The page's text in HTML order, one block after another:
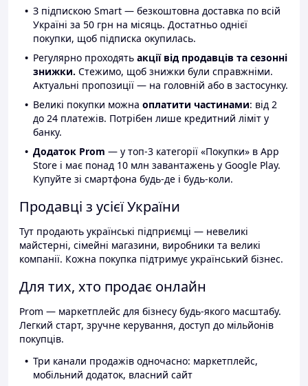
З підпискою Smart — безкоштовна доставка по всій
Україні за 50 грн на місяць. Достатньо однієї
покупки, щоб підписка окупилась.
Регулярно проходять акції від продавців та сезонні
знижки. Стежимо, щоб знижки були справжніми.
Актуальні пропозиції — на головній або в застосунку.
Великі покупки можна оплатити частинами: від 2
до 24 платежів. Потрібен лише кредитний ліміт у
банку.
Додаток Prom — у топ-3 категорії «Покупки» в App
Store і має понад 10 млн завантажень у Google Play.
Купуйте зі смартфона будь-де і будь-коли.
Продавці з усієї України
Тут продають українські підприємці — невеликі
майстерні, сімейні магазини, виробники та великі
компанії. Кожна покупка підтримує український бізнес.
Для тих, хто продає онлайн
Prom — маркетплейс для бізнесу будь-якого масштабу.
Легкий старт, зручне керування, доступ до мільйонів
покупців.
Три канали продажів одночасно: маркетплейс,
мобільний додаток, власний сайт